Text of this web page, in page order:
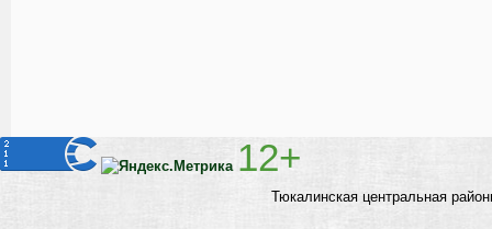
12+
Тюкалинская центральная